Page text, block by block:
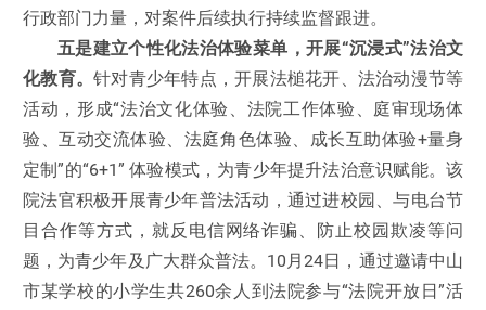
行政部门力量，对案件后续执行持续监督跟进。
五是建立个性化法治体验菜单，开展“沉浸式”法治文
化教育。 针对青少年特点，开展法槌花开、法治动漫节等
活动，形成“法治文化体验、法院工作体验、庭审现场体
验、互动交流体验、法庭角色体验、成长互助体验+量身
定制”的“6+1” 体验模式，为青少年提升法治意识赋能。该
院法官积极开展青少年普法活动，通过进校园、与电台节
目合作等方式，就反电信网络诈骗、防止校园欺凌等问
题，为青少年及广大群众普法。10月24日，通过邀请中山
市某学校的小学生共260余人到法院参与“法院开放日”活